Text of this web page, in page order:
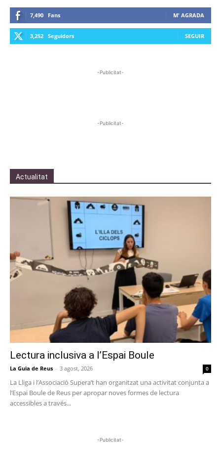
7,490 Fans M' AGRADA
3,252 Seguidors SEGUIR
-Publicitat-
-Publicitat-
Actualitat
Lectura inclusiva a l’Espai Boule
La Guia de Reus - 3 agost, 2026 0
La Lliga i l’Associació Supera’t han organitzat una activitat conjunta a
l’Espai Boule de Reus per apropar noves formes de lectura
accessibles a través...
-Publicitat-